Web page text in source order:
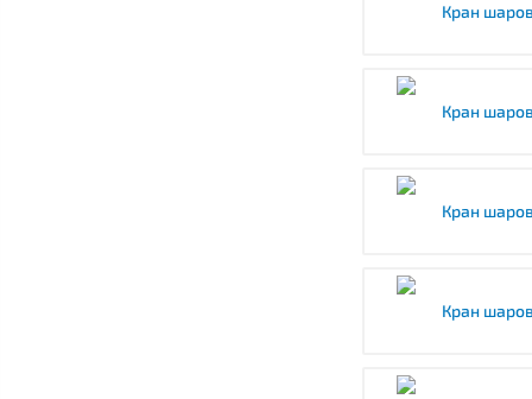
Кран
Кран
Кран
Кран